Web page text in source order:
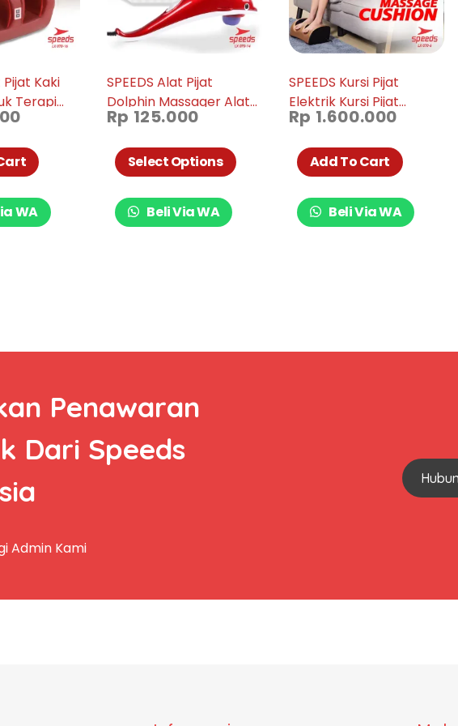
Pijat Kaki
Terapi
WA
SPEEDS Alat Pijat
Dolphin Massager Alat
Pijat Elektrik Infrared
Rp 125.000
Select Options
Beli Via WA
SPEEDS Kursi Pijat
Elektrik Kursi Pijat
Mobile Alat Pijat Elektrik
070-6
Rp 1.600.000
Add To Cart
Beli Via WA
Penawaran
Dari Speeds
Admin Kami